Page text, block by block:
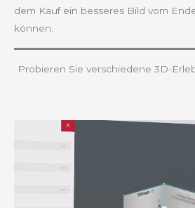
dem Kauf ein besseres Bild vom
können.
Probieren Sie verschiedene 3D-